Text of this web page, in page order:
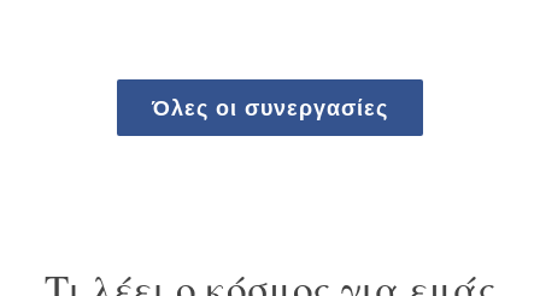
Όλες οι συνεργασίες